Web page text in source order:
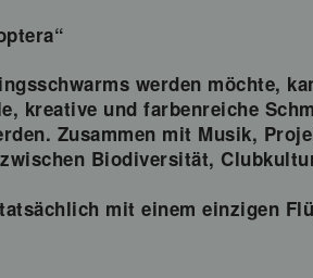
werden möchte,
kreative und farbenreiche
Zusammen mit Musik,
Biodiversität,
mit einem einzigen